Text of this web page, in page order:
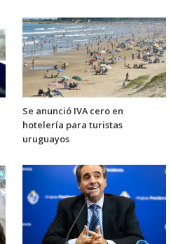
Se anunció IVA cero en
hotelería para turistas
uruguayos